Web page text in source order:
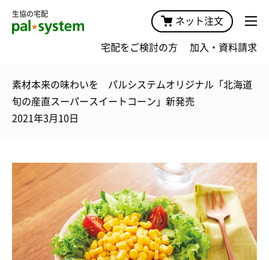
生協の宅配
ネット注文
宅配をご検討の方 加入・資料請求
素材本来の味わいを パルシステムオリジナル「北海道
旬の産直スーパースイートコーン」新発売
2021年3月10日